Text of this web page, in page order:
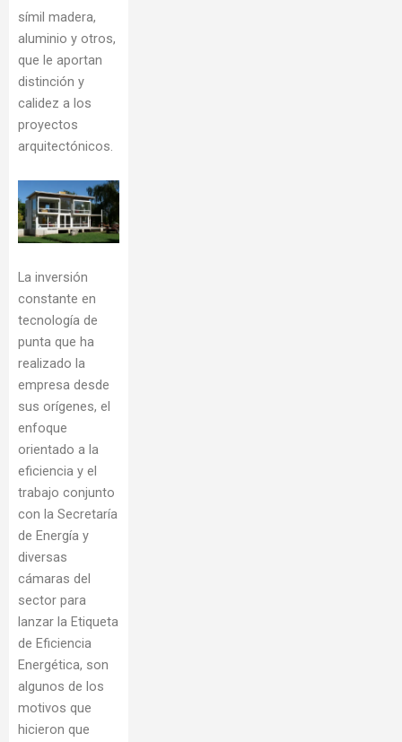
símil madera,
aluminio y otros,
que le aportan
distinción y
calidez a los
proyectos
arquitectónicos.
La inversión
constante en
tecnología de
punta que ha
realizado la
empresa desde
sus orígenes, el
enfoque
orientado a la
eficiencia y el
trabajo conjunto
con la Secretaría
de Energía y
diversas
cámaras del
sector para
lanzar la Etiqueta
de Eficiencia
Energética, son
algunos de los
motivos que
hicieron que